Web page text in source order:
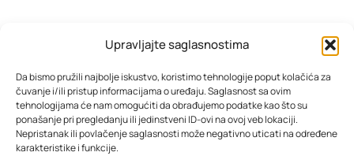
Upravljajte saglasnostima
Da bismo pružili najbolje iskustvo, koristimo tehnologije poput kolačića za
čuvanje i/ili pristup informacijama o uređaju. Saglasnost sa ovim
tehnologijama će nam omogućiti da obrađujemo podatke kao što su
ponašanje pri pregledanju ili jedinstveni ID-ovi na ovoj veb lokaciji.
Nepristanak ili povlačenje saglasnosti može negativno uticati na određene
karakteristike i funkcije.